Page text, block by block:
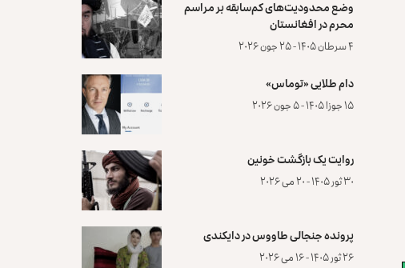
وضع محدودیت‌های کم‌سابقه بر مراسم
محرم در افغانستان
۴ سرطان ۱۴۰۵ - ۲۵ جون ۲۰۲۶
دام طلایی «توماس»
۱۵ جوزا ۱۴۰۵ - ۵ جون ۲۰۲۶
روایت یک بازگشت خونین
۳۰ ثور ۱۴۰۵ - ۲۰ می ۲۰۲۶
پرونده‌ جنجالی طاووس در دایکندی
۲۶ ثور ۱۴۰۵ - ۱۶ می ۲۰۲۶